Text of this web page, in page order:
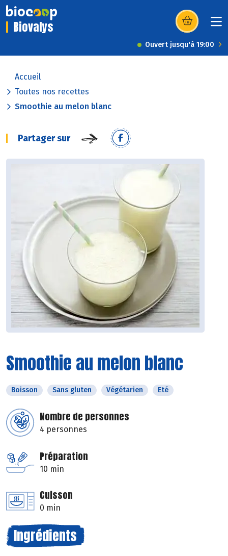
Biovalys (s’ouvre dans
Ouvert jusqu'à 19:00
Accueil
Toutes nos recettes
Smoothie au melon blanc
Partager sur
Smoothie au melon blanc
Boisson Sans gluten Végétarien Eté
Nombre de personnes
4 personnes
Préparation
10 min
Cuisson
0 min
Ingrédients